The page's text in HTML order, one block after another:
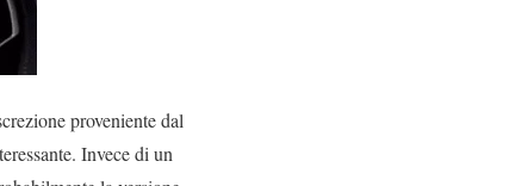
proveniente dal
Invece di un